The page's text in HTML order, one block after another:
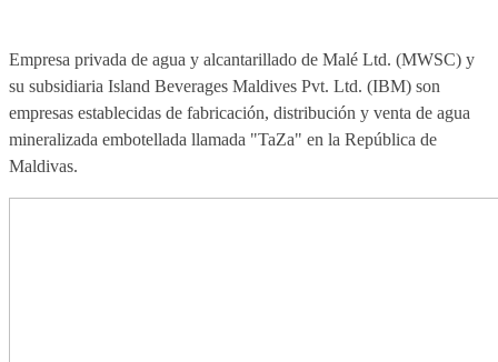
Empresa privada de agua y alcantarillado de Malé Ltd. (MWSC) y
su subsidiaria Island Beverages Maldives Pvt. Ltd. (IBM) son
empresas establecidas de fabricación, distribución y venta de agua
mineralizada embotellada llamada "TaZa" en la República de
Maldivas.